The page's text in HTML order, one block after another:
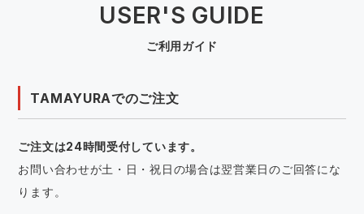
USER'S GUIDE
ご利用ガイド
TAMAYURAでのご注文
ご注文は24時間受付しています。
お問い合わせが土・日・祝日の場合は翌営業日のご回答にな
ります。